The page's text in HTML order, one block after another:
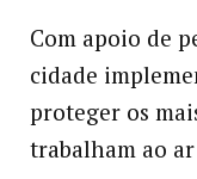
Com apoio de
cidade
proteger os
trabalham ao